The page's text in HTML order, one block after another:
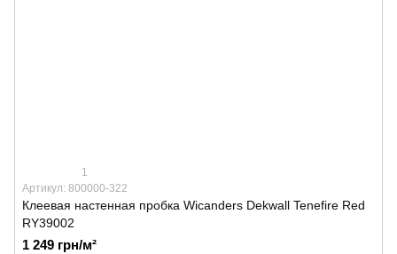
1
Артикул: 800000-322
Клеевая настенная пробка Wicanders Dekwall Tenefire Red
RY39002
1 249 грн/м²